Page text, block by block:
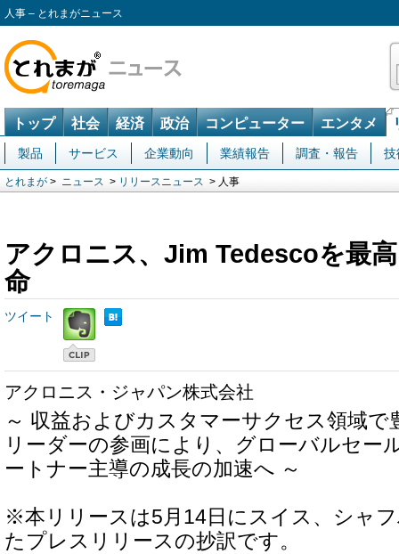
人事 – とれまがニュース
トップ 社会 経済 政治 コンピューター エンタメ
製品 サービス 企業動向 業績報告 調査・報告 技
とれまが > ニュース > リリースニュース > 人事
アクロニス、Jim Tedescoを最
命
ツイート
アクロニス・ジャパン株式会社
～ 収益およびカスタマーサクセス領域で
リーダーの参画により、グローバルセー
ートナー主導の成長の加速へ ～
※本リリースは5月14日にスイス、シャ
たプレスリリースの抄訳です。